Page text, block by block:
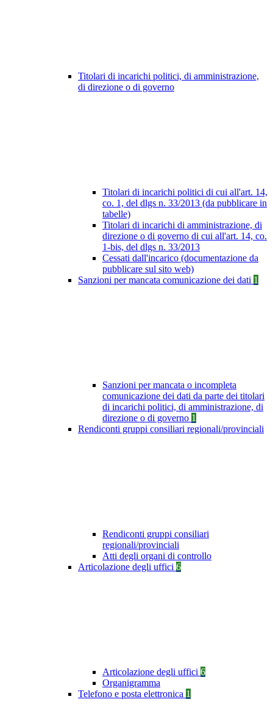
Titolari di incarichi politici, di amministrazione,
di direzione o di governo
Titolari di incarichi politici di cui all'art. 14,
co. 1, del dlgs n. 33/2013 (da pubblicare in
tabelle)
Titolari di incarichi di amministrazione, di
direzione o di governo di cui all'art. 14, co.
1-bis, del dlgs n. 33/2013
Cessati dall'incarico (documentazione da
pubblicare sul sito web)
Sanzioni per mancata comunicazione dei dati 1
Sanzioni per mancata o incompleta
comunicazione dei dati da parte dei titolari
di incarichi politici, di amministrazione, di
direzione o di governo 1
Rendiconti gruppi consiliari regionali/provinciali
Rendiconti gruppi consiliari
regionali/provinciali
Atti degli organi di controllo
Articolazione degli uffici 6
Articolazione degli uffici 6
Organigramma
Telefono e posta elettronica 1